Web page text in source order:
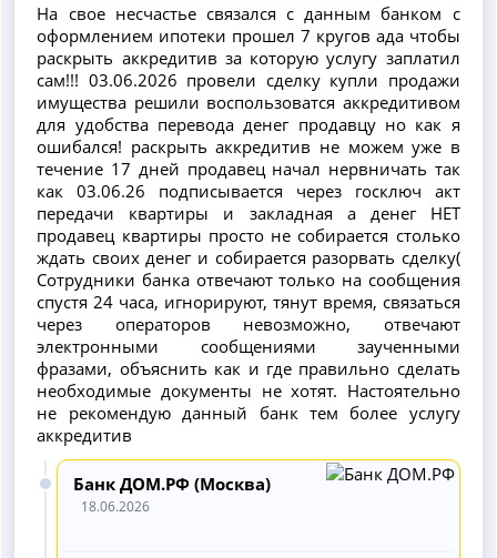
На свое несчастье связался с данным банком с
оформлением ипотеки прошел 7 кругов ада чтобы
раскрыть аккредитив за которую услугу заплатил
сам!!! 03.06.2026 провели сделку купли продажи
имущества решили воспользоватся аккредитивом
для удобства перевода денег продавцу но как я
ошибался! раскрыть аккредитив не можем уже в
течение 17 дней продавец начал нервничать так
как 03.06.26 подписывается через госключ акт
передачи квартиры и закладная а денег НЕТ
продавец квартиры просто не собирается столько
ждать своих денег и собирается разорвать сделку(
Сотрудники банка отвечают только на сообщения
спустя 24 часа, игнорируют, тянут время, связаться
через операторов невозможно, отвечают
электронными сообщениями заученными
фразами, объяснить как и где правильно сделать
необходимые документы не хотят. Настоятельно
не рекомендую данный банк тем более услугу
аккредитив
Банк ДОМ.РФ (Москва)
18.06.2026